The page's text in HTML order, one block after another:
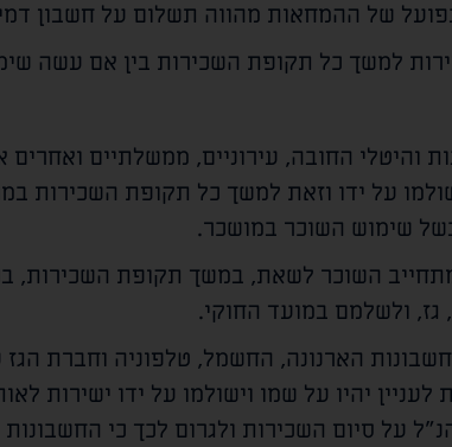
של ההמחאות מהווה תשלום על חשבון
למשך כל תקופת השכירות בין אם עשה
והיטלי החובה, עירוניים, ממשלתיים
על ידו וזאת למשך כל תקופת השכירות
שימוש השוכר במושכר.
השוכר לשאת, במשך תקופת השכירות,
ולשלמם במועד החוקי.
הארנונה, החשמל, טלפוניה וחברת
לעניין יהיו על שמו וישולמו על ידו ישירות
על סיום השכירות ולגרום לכך כי